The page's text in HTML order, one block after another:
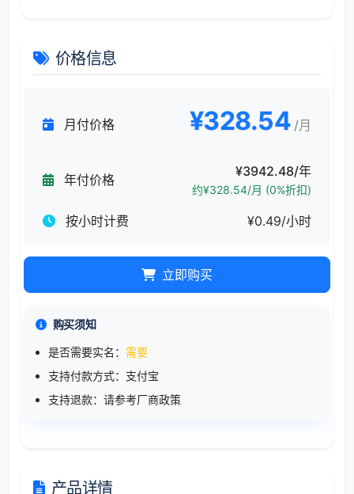
价格信息
月付价格 ¥328.54 /月
年付价格
¥3942.48/年
约¥328.54/月 (0%折扣)
按小时计费 ¥0.49/小时
立即购买
购买须知
是否需要实名： 需要
支持付款方式：支付宝
支持退款：请参考厂商政策
产品详情